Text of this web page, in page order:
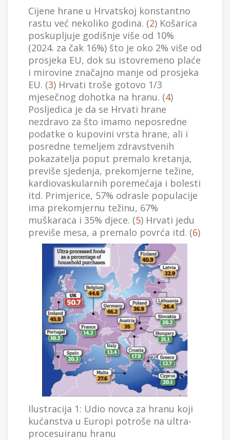
Cijene hrane u Hrvatskoj konstantno
rastu već nekoliko godina. (2) Košarica
poskupljuje godišnje više od 10%
(2024. za čak 16%) što je oko 2% više od
prosjeka EU, dok su istovremeno plaće
i mirovine značajno manje od prosjeka
EU. (3) Hrvati troše gotovo 1/3
mjesečnog dohotka na hranu. (4)
Posljedica je da se Hrvati hrane
nezdravo za što imamo neposredne
podatke o kupovini vrsta hrane, ali i
posredne temeljem zdravstvenih
pokazatelja poput premalo kretanja,
previše sjedenja, prekomjerne težine,
kardiovaskularnih poremećaja i bolesti
itd. Primjerice, 57% odrasle populacije
ima prekomjernu težinu, 67%
muškaraca i 35% djece. (5) Hrvati jedu
previše mesa, a premalo povrća itd. (6)
Ilustracija 1: Udio novca za hranu koji
kućanstva u Europi potroše na ultra-
procesuiranu hranu